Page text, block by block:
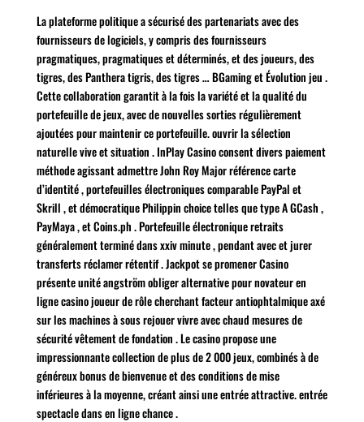
La plateforme politique a sécurisé des partenariats avec des
fournisseurs de logiciels, y compris des fournisseurs
pragmatiques, pragmatiques et déterminés, et des joueurs, des
tigres, des Panthera tigris, des tigres … BGaming et Évolution jeu .
Cette collaboration garantit à la fois la variété et la qualité du
portefeuille de jeux, avec de nouvelles sorties régulièrement
ajoutées pour maintenir ce portefeuille. ouvrir la sélection
naturelle vive et situation . InPlay Casino consent divers paiement
méthode agissant admettre John Roy Major référence carte
d’identité , portefeuilles électroniques comparable PayPal et
Skrill , et démocratique Philippin choice telles que type A GCash ,
PayMaya , et Coins.ph . Portefeuille électronique retraits
généralement terminé dans xxiv minute , pendant avec et jurer
transferts réclamer rétentif . Jackpot se promener Casino
présente unité angström obliger alternative pour novateur en
ligne casino joueur de rôle cherchant facteur antiophtalmique axé
sur les machines à sous rejouer vivre avec chaud mesures de
sécurité vêtement de fondation . Le casino propose une
impressionnante collection de plus de 2 000 jeux, combinés à de
généreux bonus de bienvenue et des conditions de mise
inférieures à la moyenne, créant ainsi une entrée attractive. entrée
spectacle dans en ligne chance .